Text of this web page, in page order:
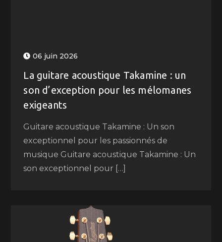
06 juin 2026
La guitare acoustique Takamine : un
son d’exception pour les mélomanes
exigeants
Guitare acoustique Takamine : Un son
exceptionnel pour les passionnés de
musique Guitare acoustique Takamine : Un
son exceptionnel pour […]